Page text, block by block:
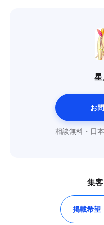
星
お
相談無料・日
集
掲載希望